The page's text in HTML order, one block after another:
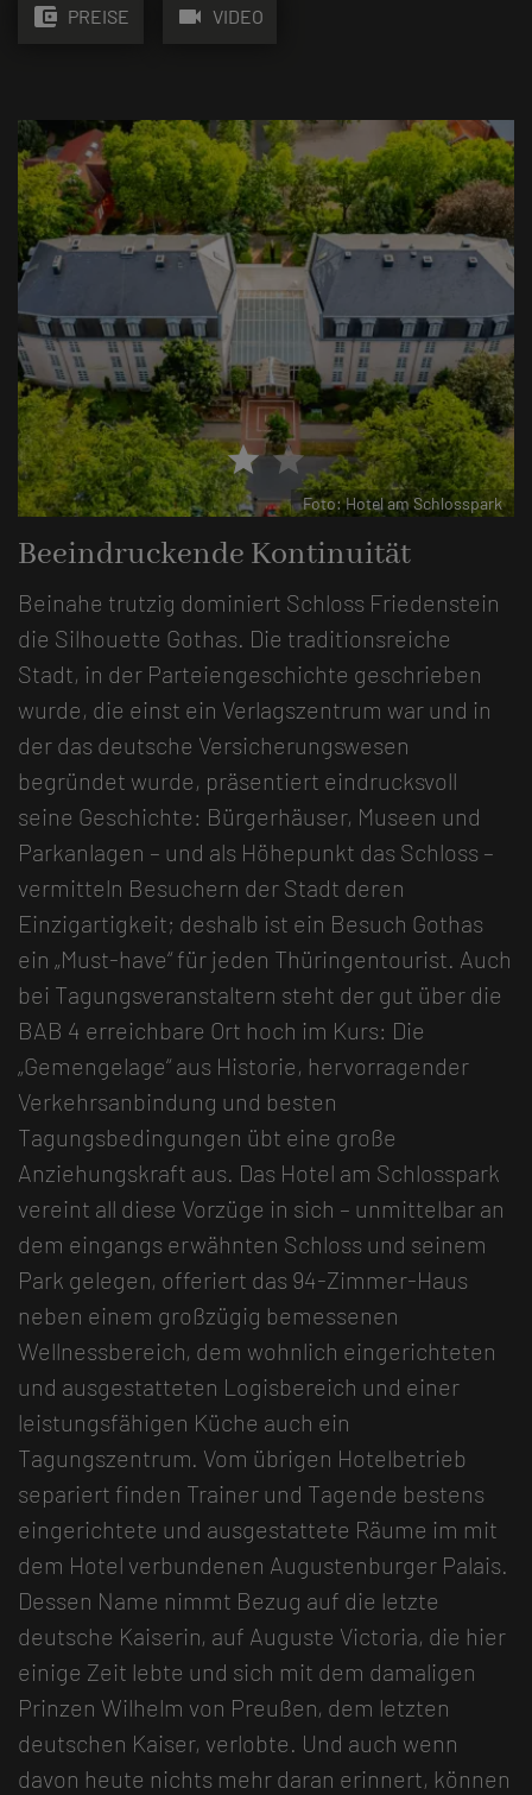
account_balance_wallet PREISE videocam VIDEO
starstar
Foto: Hotel am Schlosspark
Beeindruckende Kontinuität
Beinahe trutzig dominiert Schloss Friedenstein
die Silhouette Gothas. Die traditionsreiche
Stadt, in der Parteiengeschichte geschrieben
wurde, die einst ein Verlagszentrum war und in
der das deutsche Versicherungswesen
begründet wurde, präsentiert eindrucksvoll
seine Geschichte: Bürgerhäuser, Museen und
Parkanlagen – und als Höhepunkt das Schloss –
vermitteln Besuchern der Stadt deren
Einzigartigkeit; deshalb ist ein Besuch Gothas
ein „Must-have“ für jeden Thüringentourist. Auch
bei Tagungsveranstaltern steht der gut über die
BAB 4 erreichbare Ort hoch im Kurs: Die
„Gemengelage“ aus Historie, hervorragender
Verkehrsanbindung und besten
Tagungsbedingungen übt eine große
Anziehungskraft aus. Das Hotel am Schlosspark
vereint all diese Vorzüge in sich – unmittelbar an
dem eingangs erwähnten Schloss und seinem
Park gelegen, offeriert das 94-Zimmer-Haus
neben einem großzügig bemessenen
Wellnessbereich, dem wohnlich eingerichteten
und ausgestatteten Logisbereich und einer
leistungsfähigen Küche auch ein
Tagungszentrum. Vom übrigen Hotelbetrieb
separiert finden Trainer und Tagende bestens
eingerichtete und ausgestattete Räume im mit
dem Hotel verbundenen Augustenburger Palais.
Dessen Name nimmt Bezug auf die letzte
deutsche Kaiserin, auf Auguste Victoria, die hier
einige Zeit lebte und sich mit dem damaligen
Prinzen Wilhelm von Preußen, dem letzten
deutschen Kaiser, verlobte. Und auch wenn
davon heute nichts mehr daran erinnert, können